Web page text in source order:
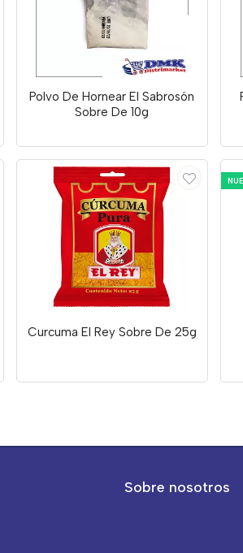
Polvo De Hornear El Sabrosón
Sobre De 10g
Curcuma El Rey Sobre De 25g
Sobre nosotros